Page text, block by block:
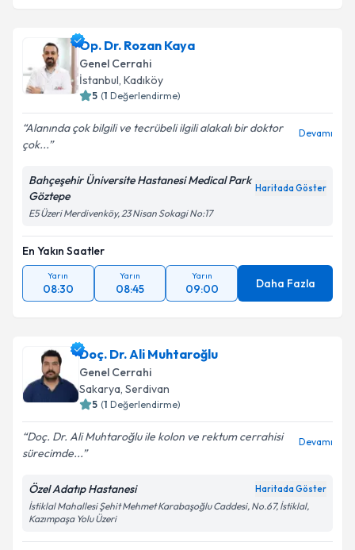
Op. Dr. Rozan Kaya
Genel Cerrahi
İstanbul, Kadıköy
5 (1 Değerlendirme)
Alanında çok bilgili ve tecrübeli ilgili alakalı bir doktor
çok...
Devamı
Bahçeşehir Üniversite Hastanesi Medical Park
Göztepe
Haritada Göster
E5 Üzeri Merdivenköy, 23 Nisan Sokagi No:17
En Yakın Saatler
Yarın
08:30
Yarın
08:45
Yarın
09:00 Daha Fazla
Doç. Dr. Ali Muhtaroğlu
Genel Cerrahi
Sakarya, Serdivan
5 (1 Değerlendirme)
Doç. Dr. Ali Muhtaroğlu ile kolon ve rektum cerrahisi
sürecimde...
Devamı
Özel Adatıp Hastanesi Haritada Göster
İstiklal Mahallesi Şehit Mehmet Karabaşoğlu Caddesi, No.67, İstiklal,
Kazımpaşa Yolu Üzeri